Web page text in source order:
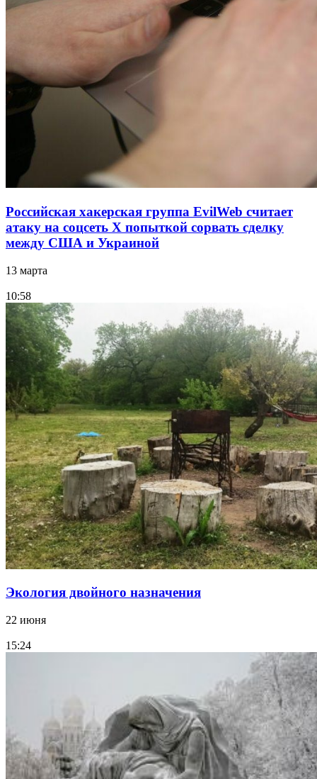
Российская хакерская группа EvilWeb считает
атаку на соцсеть Х попыткой сорвать сделку
между США и Украиной
13 марта
10:58
Экология двойного назначения
22 июня
15:24